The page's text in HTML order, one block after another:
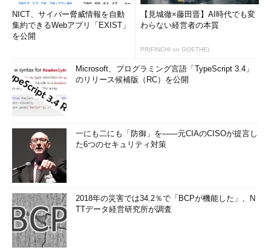
NICT、サイバー脅威情報を自動
集約できるWebアプリ「EXIST」
を公開
【見城徹×藤田晋】AI時代でも変
わらない経営者の本質
PR(FINCHI on GOETHE)
Microsoft、プログラミング言語「TypeScript 3.4」
のリリース候補版（RC）を公開
一にも二にも「防御」を――元CIAのCISOが提言し
た6つのセキュリティ対策
2018年の災害では34.2％で「BCPが機能した」、N
TTデータ経営研究所が調査